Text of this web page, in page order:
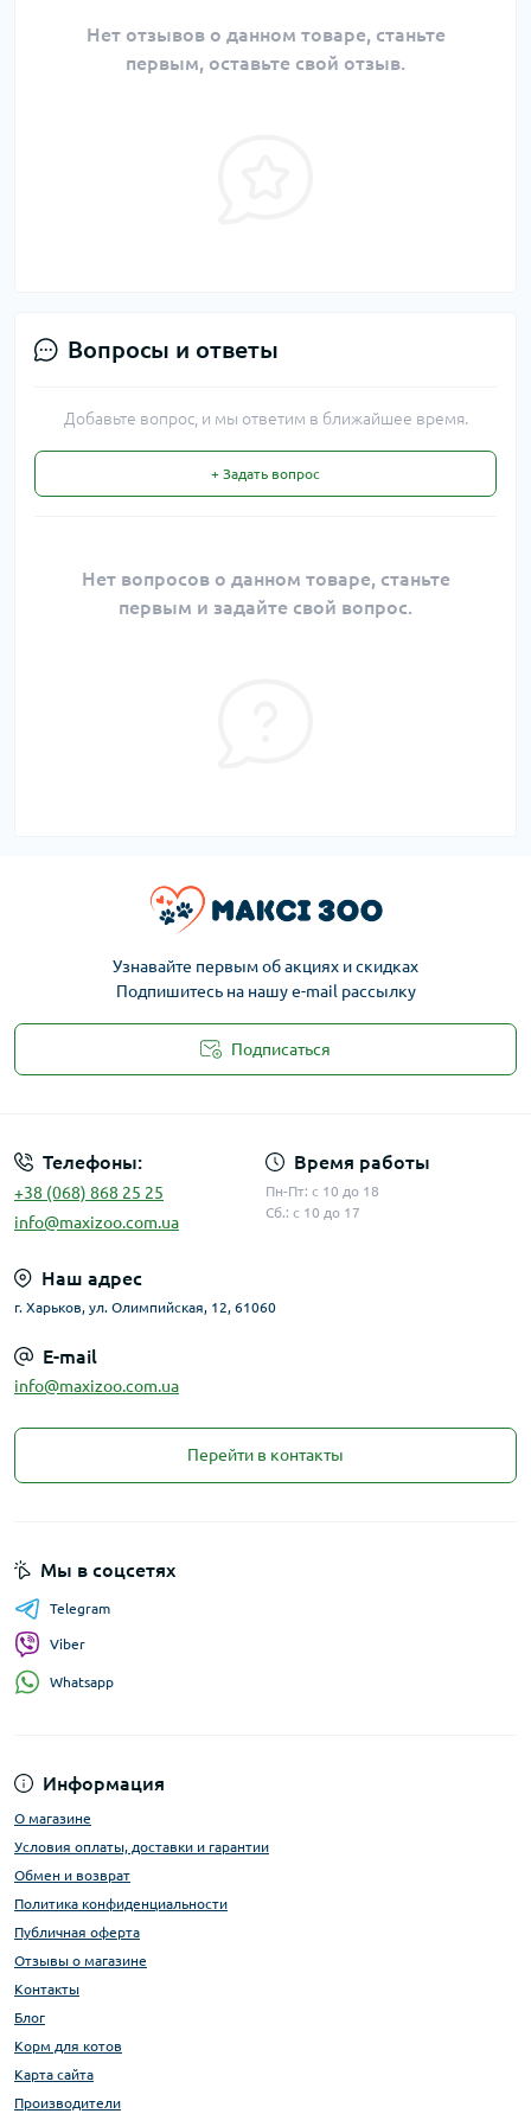
Нет отзывов о данном товаре, станьте
первым, оставьте свой отзыв.
Вопросы и ответы
Добавьте вопрос, и мы ответим в ближайшее время.
+ Задать вопрос
Нет вопросов о данном товаре, станьте
первым и задайте свой вопрос.
Узнавайте первым об акциях и скидках
Подпишитесь на нашу e-mail рассылку
Подписаться
Телефоны:
+38 (068) 868 25 25
info@maxizoo.com.ua
Время работы
Пн-Пт: с 10 до 18
Сб.: с 10 до 17
Наш адрес
г. Харьков, ул. Олимпийская, 12, 61060
E-mail
info@maxizoo.com.ua
Перейти в контакты
Информация
О магазине
Условия оплаты, доставки и гарантии
Обмен и возврат
Политика конфиденциальности
Публичная оферта
Отзывы о магазине
Контакты
Блог
Корм для котов
Карта сайта
Производители
Мы в соцсетях
Telegram
Viber
Whatsapp